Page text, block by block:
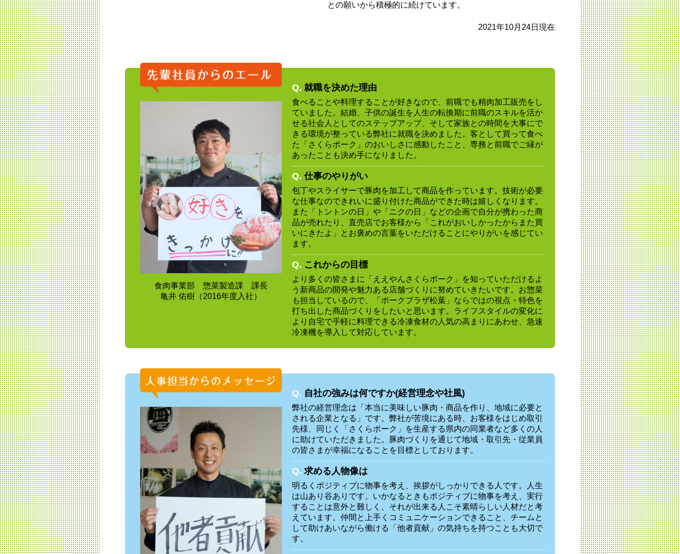
との願いから積極的に続けています。
2021年10月24日現在
食肉事業部 惣菜製造課 課長
亀井 佑樹（2016年度入社）
Q. 就職を決めた理由
食べることや料理することが好きなので、前職でも精肉加工販売をし
ていました。結婚、子供の誕生を人生の転換期に前職のスキルを活か
せる社会人としてのステップアップ、そして家族との時間を大事にで
きる環境が整っている弊社に就職を決めました。客として買って食べ
た「さくらポーク」のおいしさに感動したこと、専務と前職でご縁が
あったことも決め手になりました。
Q. 仕事のやりがい
包丁やスライサーで豚肉を加工して商品を作っています。技術が必要
な仕事なのできれいに盛り付けた商品ができた時は嬉しくなります。
また「トントンの日」や「ニクの日」などの企画で自分が携わった商
品が売れたり、直売店でお客様から「これがおいしかったからまた買
いにきたよ」とお褒めの言葉をいただけることにやりがいを感じてい
ます。
Q. これからの目標
より多くの皆さまに「ええやんさくらポーク」を知っていただけるよ
う新商品の開発や魅力ある店舗づくりに努めていきたいです。お惣菜
も担当しているので、「ポークプラザ松葉」ならではの視点・特色を
打ち出した商品づくりをしたいと思います。ライフスタイルの変化に
より自宅で手軽に料理できる冷凍食材の人気の高まりにあわせ、急速
冷凍機を導入して対応しています。
Q. 自社の強みは何ですか(経営理念や社風)
弊社の経営理念は「本当に美味しい豚肉・商品を作り、地域に必要と
される企業となる」です。弊社が苦境にある時、お客様をはじめ取引
先様、同じく「さくらポーク」を生産する県内の同業者など多くの人
に助けていただきました。豚肉づくりを通じて地域・取引先・従業員
の皆さまが幸福になることを目標としております。
Q. 求める人物像は
明るくポジティブに物事を考え、挨拶がしっかりできる人です。人生
は山あり谷ありです。いかなるときもポジティブに物事を考え、実行
することは意外と難しく、それが出来る人こそ素晴らしい人材だと考
えています。仲間と上手くコミュニケーションできること、チームと
して助けあいながら働ける「他者貢献」の気持ちを持つことも大切で
す。